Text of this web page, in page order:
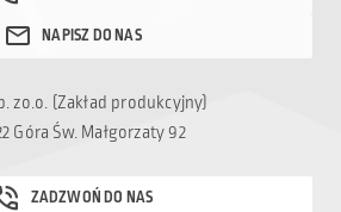
zo.o. (Zakład produkcyjny)
Góra Św. Małgorzaty 92